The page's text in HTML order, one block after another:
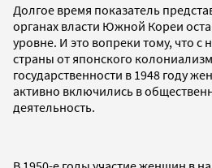
Долгое время показатель
органах власти Южной Кореи
уровне. И это вопреки тому, что с
страны от японского
государственности в 1948 году
активно включились в
деятельность.